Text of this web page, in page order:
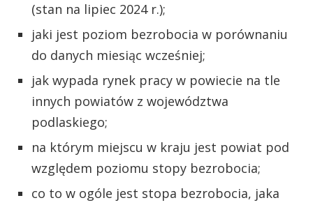
(stan na lipiec 2024 r.);
jaki jest poziom bezrobocia w porównaniu
do danych miesiąc wcześniej;
jak wypada rynek pracy w powiecie na tle
innych powiatów z województwa
podlaskiego;
na którym miejscu w kraju jest powiat pod
względem poziomu stopy bezrobocia;
co to w ogóle jest stopa bezrobocia, jaka